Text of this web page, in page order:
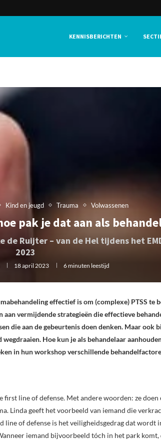
KENNISBERICHTEN
Kind en jeugd Trauma Volwassenen
pak je dat aan als
de Ruijter – van de Hel tijdens het
2023
18 april 2023 6 minuten leestijd
effectief is om (complexe) PTSS te
vermijdende strategieën die effectieve
die aan de gebeurtenis doen denken. Maar ook
Hoe kun je als behandelaar
in hun workshop verschillende
line of defense. Met andere woorden: ze doen
Linda geeft het voorbeeld van iemand die
of defense is het veiligheidsgedrag dat wordt
iemand bijvoorbeeld tóch in het park